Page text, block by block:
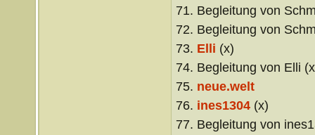
71. Begleitung von
72. Begleitung von
73. Elli (x)
74. Begleitung von Elli
75. neue.welt
76. ines1304(x)
77. Begleitung von